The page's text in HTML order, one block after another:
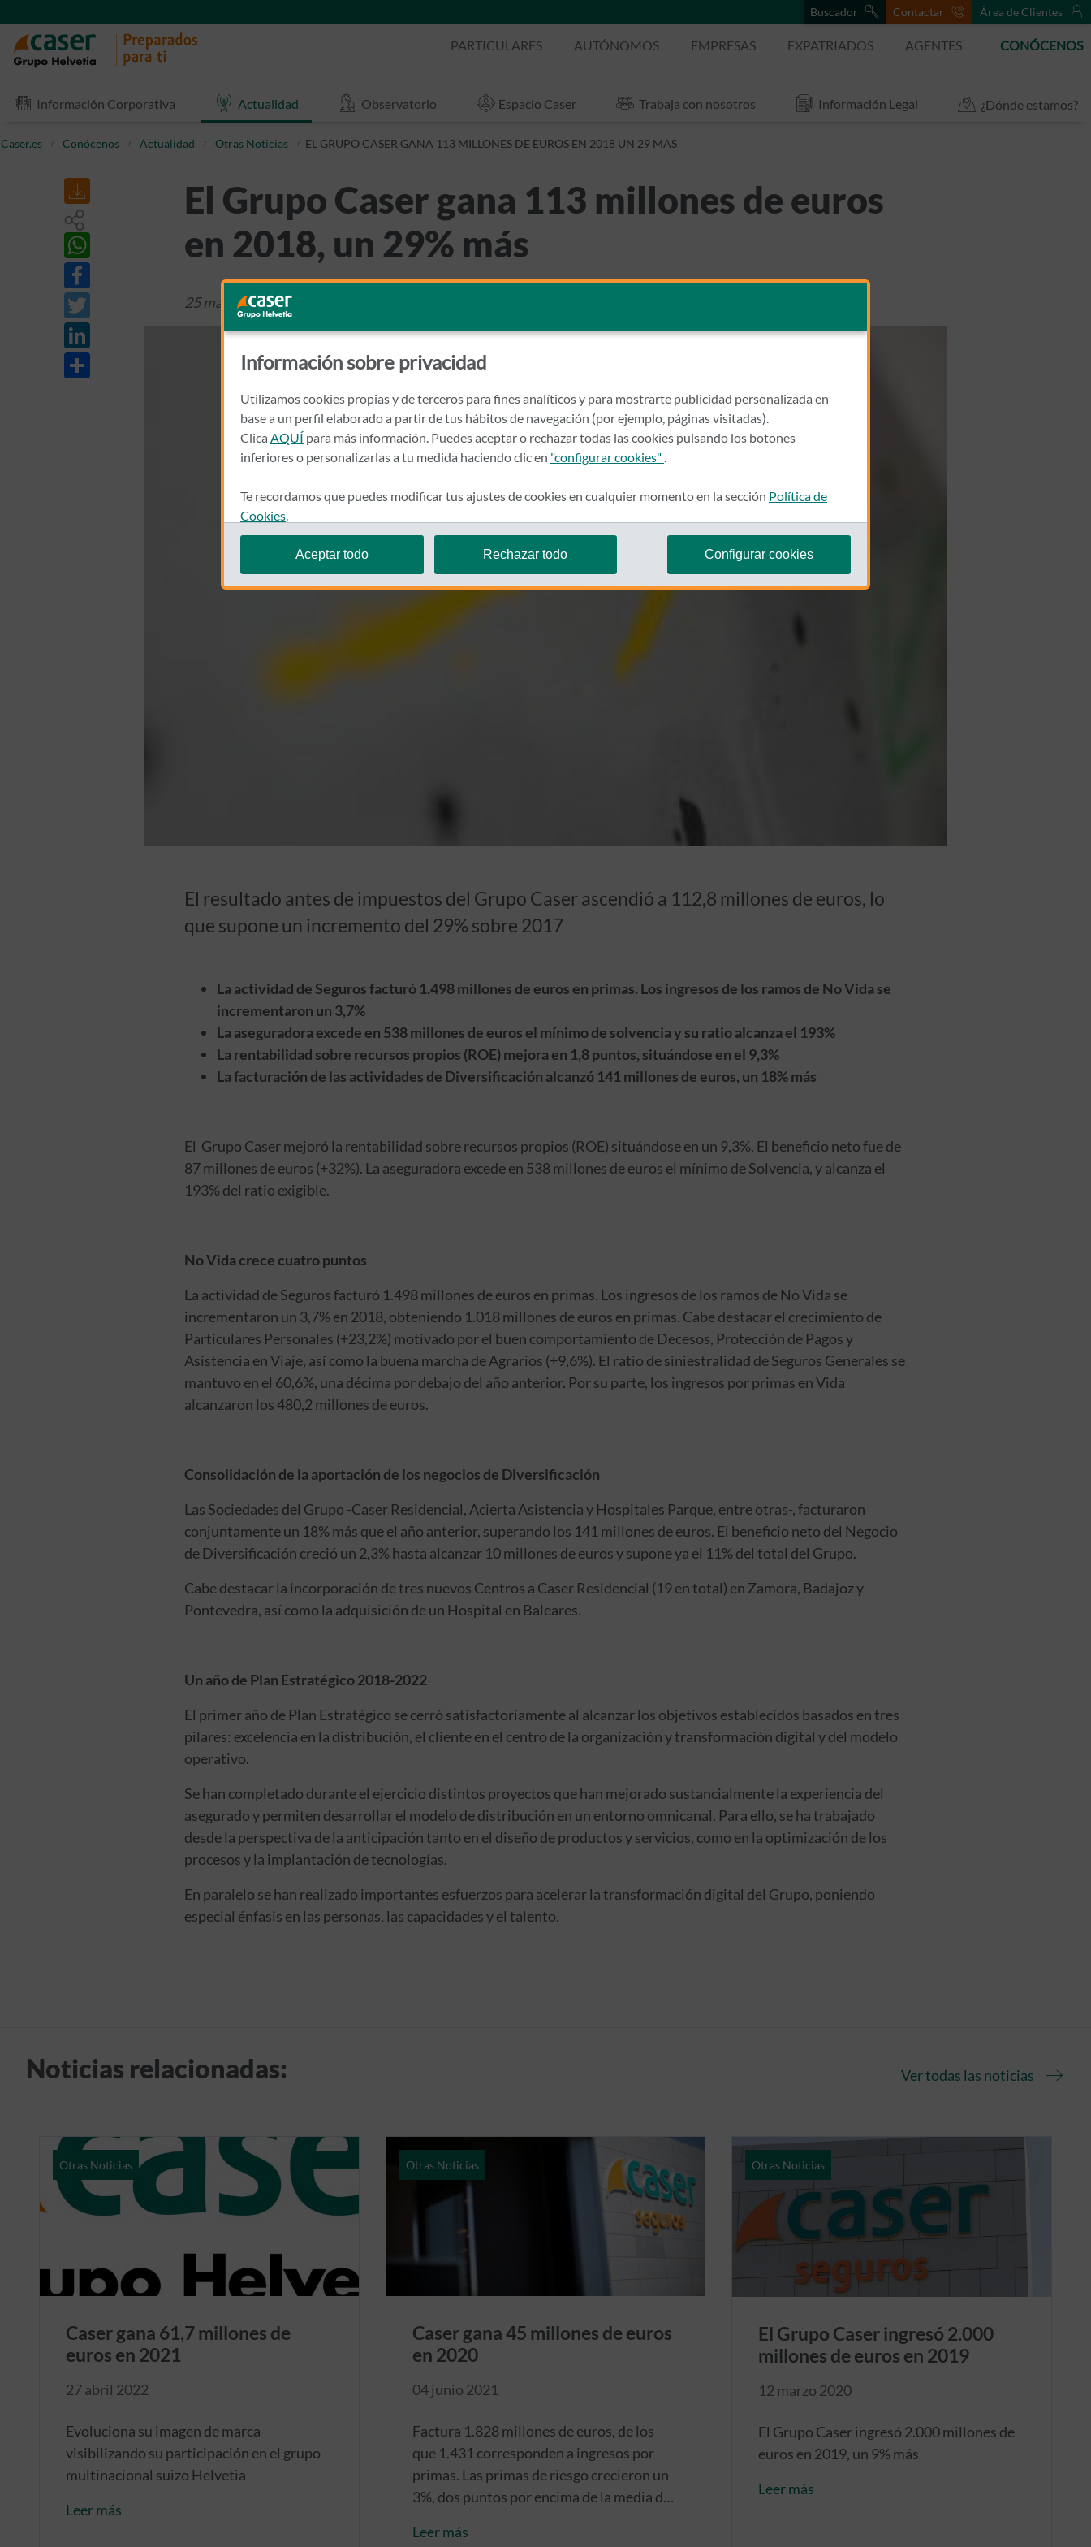
Buscador Contactar Área de Clientes
PARTICULARES AUTÓNOMOS EMPRESAS EXPATRIADOS AGENTES CONÓCENOS
Información Corporativa Actualidad Observatorio Espacio Caser Trabaja con nosotros Información Legal ¿Dónde estamos?
Caser.es Conócenos Actualidad Otras Noticias EL GRUPO CASER GANA 113 MILLONES DE EUROS EN 2018 UN 29 MAS
El Grupo Caser gana 113 millones de euros
en 2018, un 29% más
25 marzo 2019Otras Noticias
El resultado antes de impuestos del Grupo Caser ascendió a 112,8 millones de euros, lo
que supone un incremento del 29% sobre 2017
La actividad de Seguros facturó 1.498 millones de euros en primas. Los ingresos de los ramos de No Vida se
incrementaron un 3,7%
La aseguradora excede en 538 millones de euros el mínimo de solvencia y su ratio alcanza el 193%
La rentabilidad sobre recursos propios (ROE) mejora en 1,8 puntos, situándose en el 9,3%
La facturación de las actividades de Diversificación alcanzó 141 millones de euros, un 18% más
El Grupo Caser mejoró la rentabilidad sobre recursos propios (ROE) situándose en un 9,3%. El beneficio neto fue de
87 millones de euros (+32%). La aseguradora excede en 538 millones de euros el mínimo de Solvencia, y alcanza el
193% del ratio exigible.
No Vida crece cuatro puntos
La actividad de Seguros facturó 1.498 millones de euros en primas. Los ingresos de los ramos de No Vida se
incrementaron un 3,7% en 2018, obteniendo 1.018 millones de euros en primas. Cabe destacar el crecimiento de
Particulares Personales (+23,2%) motivado por el buen comportamiento de Decesos, Protección de Pagos y
Asistencia en Viaje, así como la buena marcha de Agrarios (+9,6%). El ratio de siniestralidad de Seguros Generales se
mantuvo en el 60,6%, una décima por debajo del año anterior. Por su parte, los ingresos por primas en Vida
alcanzaron los 480,2 millones de euros.
Consolidación de la aportación de los negocios de Diversificación
Las Sociedades del Grupo -Caser Residencial, Acierta Asistencia y Hospitales Parque, entre otras-, facturaron
conjuntamente un 18% más que el año anterior, superando los 141 millones de euros. El beneficio neto del Negocio
de Diversificación creció un 2,3% hasta alcanzar 10 millones de euros y supone ya el 11% del total del Grupo.
Cabe destacar la incorporación de tres nuevos Centros a Caser Residencial (19 en total) en Zamora, Badajoz y
Pontevedra, así como la adquisición de un Hospital en Baleares.
Un año de Plan Estratégico 2018-2022
El primer año de Plan Estratégico se cerró satisfactoriamente al alcanzar los objetivos establecidos basados en tres
pilares: excelencia en la distribución, el cliente en el centro de la organización y transformación digital y del modelo
operativo.
Se han completado durante el ejercicio distintos proyectos que han mejorado sustancialmente la experiencia del
asegurado y permiten desarrollar el modelo de distribución en un entorno omnicanal. Para ello, se ha trabajado
desde la perspectiva de la anticipación tanto en el diseño de productos y servicios, como en la optimización de los
procesos y la implantación de tecnologías.
En paralelo se han realizado importantes esfuerzos para acelerar la transformación digital del Grupo, poniendo
especial énfasis en las personas, las capacidades y el talento.
Noticias relacionadas: Ver todas las noticias
Otras Noticias
Caser gana 61,7 millones de
euros en 2021
27 abril 2022
Evoluciona su imagen de marca
visibilizando su participación en el grupo
multinacional suizo Helvetia
Leer más
Otras Noticias
Caser gana 45 millones de euros
en 2020
04 junio 2021
Factura 1.828 millones de euros, de los
que 1.431 corresponden a ingresos por
primas. Las primas de riesgo crecieron un
3%, dos puntos por encima de la media del
alcanza el 165% y excede en más de 489
Leer más
Otras Noticias
El Grupo Caser ingresó 2.000
millones de euros en 2019
12 marzo 2020
El Grupo Caser ingresó 2.000 millones de
euros en 2019, un 9% más
Leer más
Información sobre privacidad
Utilizamos cookies propias y de terceros para fines analíticos y para mostrarte publicidad personalizada en
base a un perfil elaborado a partir de tus hábitos de navegación (por ejemplo, páginas visitadas).
Clica AQUÍ para más información. Puedes aceptar o rechazar todas las cookies pulsando los botones
inferiores o personalizarlas a tu medida haciendo clic en "configurar cookies"
Te recordamos que puedes modificar tus ajustes de cookies en cualquier momento en la sección Política de
Cookies
Aceptar todo Rechazar todo Configurar cookies